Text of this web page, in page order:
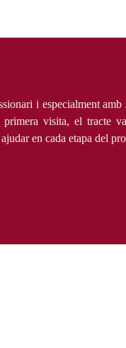
i especialment amb
visita, el tracte
en cada etapa del